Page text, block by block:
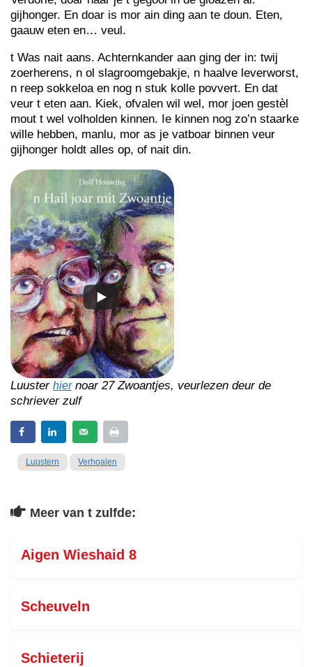
gijhonger. En doar is mor ain ding aan te doun. Eten,
gaauw eten en… veul.
t Was nait aans. Achternkander aan ging der in: twij
zoerherens, n ol slagroomgebakje, n haalve leverworst,
n reep sokkeloa en nog n stuk kolle povvert. En dat
veur t eten aan. Kiek, ofvalen wil wel, mor joen gestèl
mout t wel volholden kinnen. Ie kinnen nog zo’n staarke
wille hebben, manlu, mor as je vatboar binnen veur
gijhonger holdt alles op, of nait din.
Luuster hiernoar 27 Zwoantjes, veurlezen deur de
schriever zulf
Luustern Verhoalen
Meer van t zulfde:
Aigen Wieshaid 8
Scheuveln
Schieterij